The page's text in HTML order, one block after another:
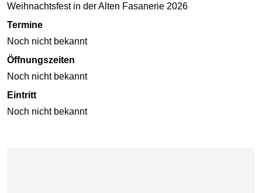
Weihnachtsfest in der Alten Fasanerie 2026
Termine
Noch nicht bekannt
Öffnungszeiten
Noch nicht bekannt
Eintritt
Noch nicht bekannt